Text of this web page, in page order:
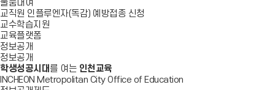
물품대여
교직원 인플루엔자(독감) 예방접종 신청
교수학습지원
교육플랫폼
정보공개
정보공개
학생성공시대 를 여는 인천교육
INCHEON Metropolitan City Office of Education